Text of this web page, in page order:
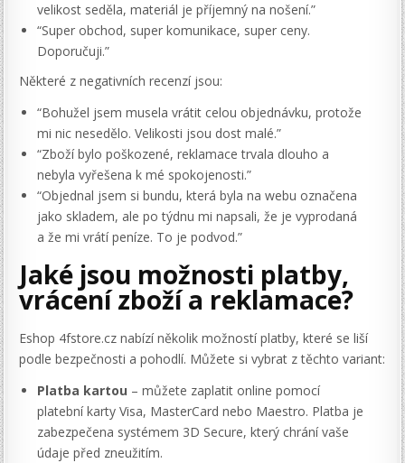
velikost seděla, materiál je příjemný na nošení.”
“Super obchod, super komunikace, super ceny.
Doporučuji.”
Některé z negativních recenzí jsou:
“Bohužel jsem musela vrátit celou objednávku, protože
mi nic nesedělo. Velikosti jsou dost malé.”
“Zboží bylo poškozené, reklamace trvala dlouho a
nebyla vyřešena k mé spokojenosti.”
“Objednal jsem si bundu, která byla na webu označena
jako skladem, ale po týdnu mi napsali, že je vyprodaná
a že mi vrátí peníze. To je podvod.”
Jaké jsou možnosti platby,
vrácení zboží a reklamace?
Eshop 4fstore.cz nabízí několik možností platby, které se liší
podle bezpečnosti a pohodlí. Můžete si vybrat z těchto variant:
Platba kartou – můžete zaplatit online pomocí
platební karty Visa, MasterCard nebo Maestro. Platba je
zabezpečena systémem 3D Secure, který chrání vaše
údaje před zneužitím.